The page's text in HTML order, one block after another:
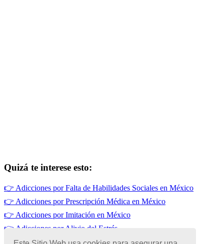
Quizá te interese esto:
👉 Adicciones por Falta de Habilidades Sociales en México
👉 Adicciones por Prescripción Médica en México
👉 Adicciones por Imitación en México
👉 Adicciones por Alivio del Estrés
👉Drogadicción en México